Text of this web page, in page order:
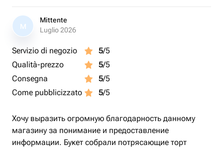
M
Mittente
Luglio 2026
Servizio di negozio 5/5
Qualità-prezzo
5/5
Consegna
5/5
Come pubblicizzato
5/5
Хочу выразить огромную благодарность данному
магазину за понимание и предоставление
информации. Букет собрали потрясающие торт